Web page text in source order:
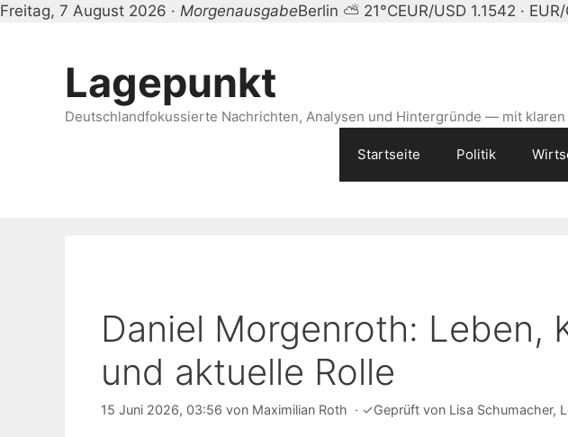
Freitag, 7 August 2026 · MorgenausgabeBerlin ⛅ 21°CEUR/USD 1.1542 ·
Lagepunkt
Deutschlandfokussierte Nachrichten, Analysen und Hintergründe — mit
Startseite Politik
Daniel Morgenroth: Leben,
und aktuelle Rolle
15 Juni 2026, 03:56 von Maximilian Roth · ✓Geprüft von Lisa Schumacher,